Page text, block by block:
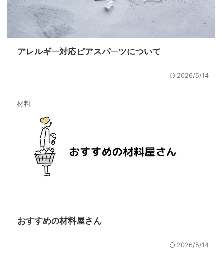
アレルギー対応ピアスパーツについて
2026/5/14
材料
おすすめの材料屋さん
2026/5/14